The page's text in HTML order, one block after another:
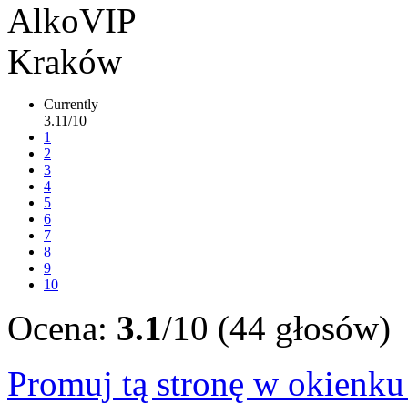
Currently
3.11/10
1
2
3
4
5
6
7
8
9
10
Ocena: 3.1/10 (44 głosów)
Promuj tą stronę w